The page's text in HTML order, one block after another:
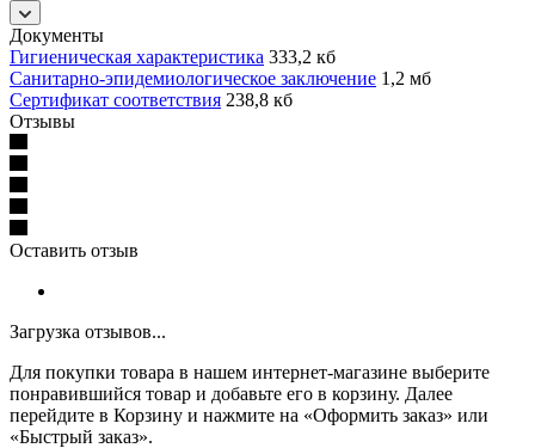
Документы
Гигиеническая характеристика 333,2 кб
Санитарно-эпидемиологическое заключение 1,2 мб
Сертификат соответствия 238,8 кб
Отзывы
Оставить отзыв
Загрузка отзывов...
Для покупки товара в нашем интернет-магазине выберите
понравившийся товар и добавьте его в корзину. Далее
перейдите в Корзину и нажмите на «Оформить заказ» или
«Быстрый заказ».